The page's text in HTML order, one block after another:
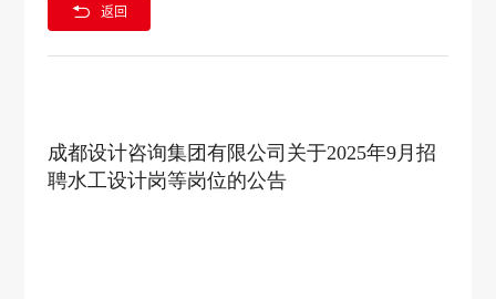
 返回
成都设计咨询集团有限公司关于2025年9月招
聘水工设计岗等岗位的公告